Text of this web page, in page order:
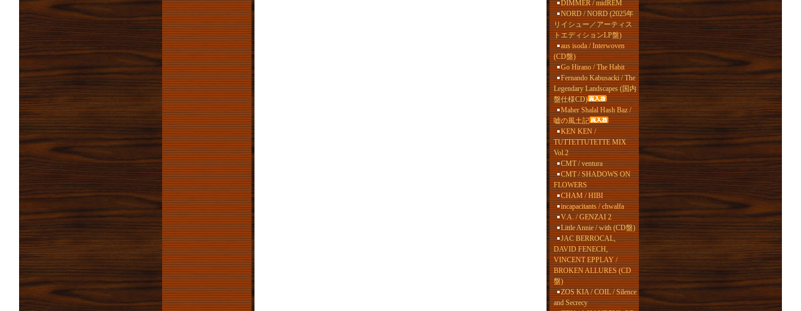
DIMMER / midREM
NORD / NORD (2025年
リイシュー／アーティス
トエディションLP盤)
aus isoda / Interwoven
(CD盤)
Go Hirano / The Habit
Fernando Kabusacki / The
Legendary Landscapes (国内
盤仕様CD)
Maher Shalal Hash Baz /
嘘の風土記
KEN KEN /
TUTTETTUTETTE MIX
Vol.2
CMT / ventura
CMT / SHADOWS ON
FLOWERS
CHAM / HIBI
incapacitants / chwalfa
V.A. / GENZAI 2
Little Annie / with (CD盤)
JAC BERROCAL,
DAVID FENECH,
VINCENT EPPLAY /
BROKEN ALLURES (CD
盤)
ZOS KIA / COIL / Silence
and Secrecy